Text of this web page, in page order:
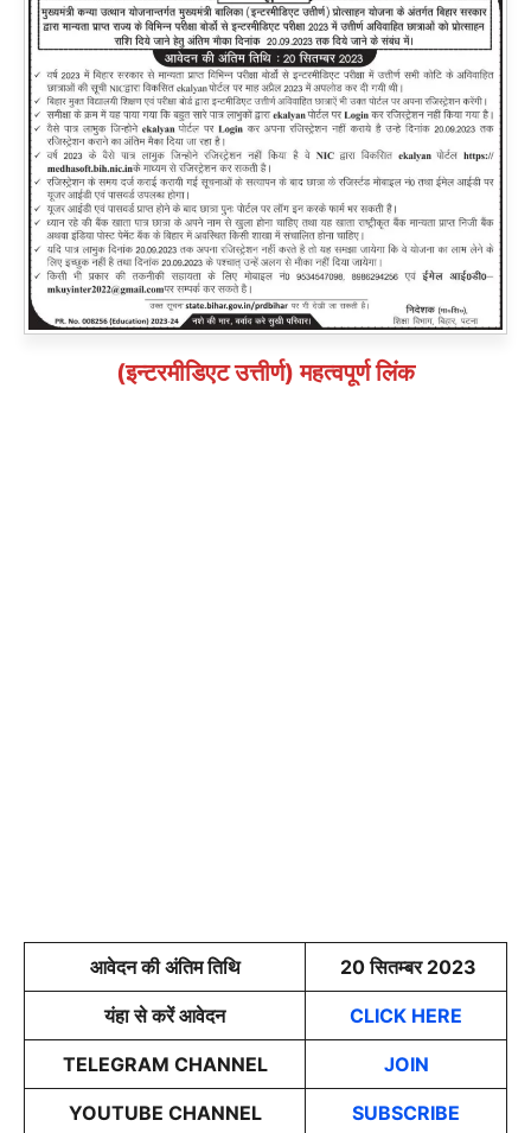
(इन्टरमीडिएट उत्तीर्ण) महत्वपूर्ण लिंक
आवेदन की अंतिम तिथि 20 सितम्बर 2023
यंहा से करें आवेदन CLICK HERE
TELEGRAM CHANNEL JOIN
YOUTUBE CHANNEL SUBSCRIBE